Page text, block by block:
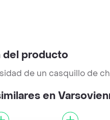
del producto
de un casquillo de
en